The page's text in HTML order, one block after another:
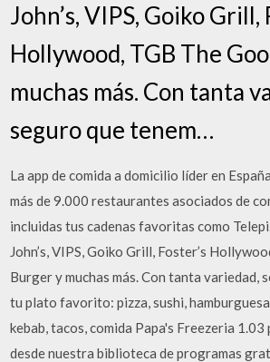
John’s, VIPS, Goiko Grill,
Hollywood, TGB The
muchas más. Con tanta
seguro que tenem…
La app de comida a domicilio líder en
más de 9.000 restaurantes asociados de
incluidas tus cadenas favoritas como
John’s, VIPS, Goiko Grill, Foster’s
Burger y muchas más. Con tanta variedad,
tu plato favorito: pizza, sushi,
kebab, tacos, comida Papa's Freezeria
desde nuestra biblioteca de programas